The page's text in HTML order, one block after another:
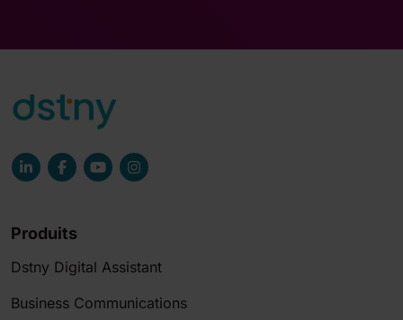
Produits
Dstny Digital Assistant
Business Communications